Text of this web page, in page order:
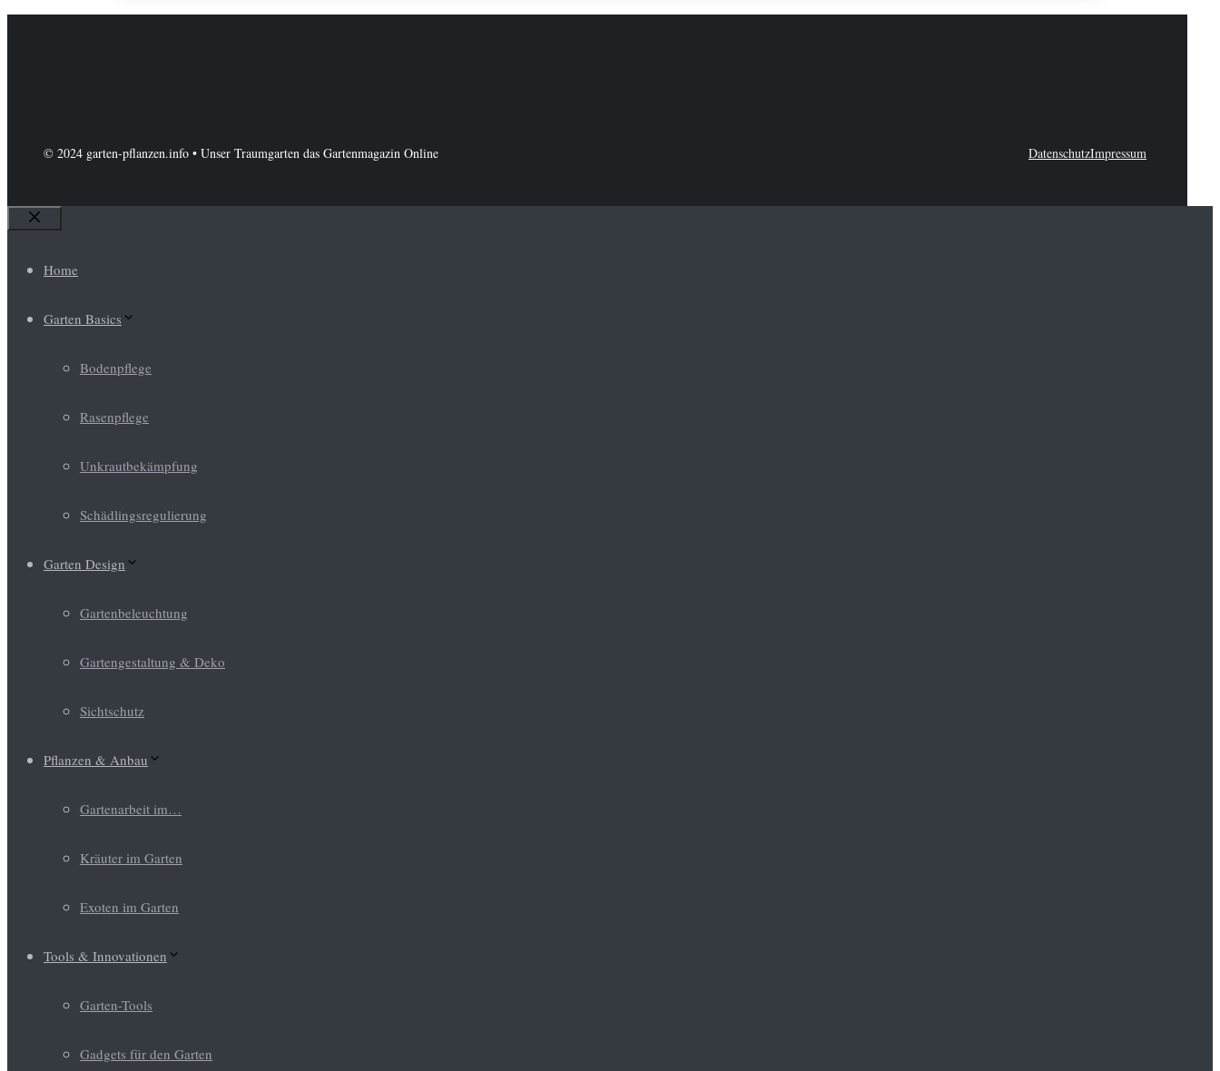
© 2024 garten-pflanzen.info • Unser Traumgarten das Gartenmagazin Online DatenschutzImpressum
Schließen
Home
Garten Basics
Bodenpflege
Rasenpflege
Unkrautbekämpfung
Schädlingsregulierung
Garten Design
Gartenbeleuchtung
Gartengestaltung & Deko
Sichtschutz
Pflanzen & Anbau
Gartenarbeit im…
Kräuter im Garten
Exoten im Garten
Tools & Innovationen
Garten-Tools
Gadgets für den Garten